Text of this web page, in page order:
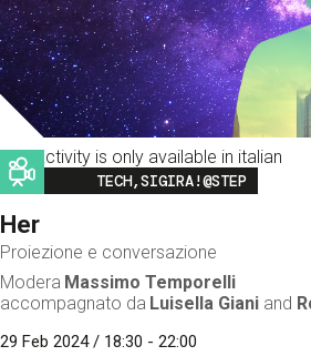
This activity is only available in italian
Image
TECH,SIGIRA!@STEP
Her
Proiezione e conversazione
Modera Massimo Temporelli
accompagnato da Luisella Giani and
29 Feb 2024 / 18:30 - 22:00